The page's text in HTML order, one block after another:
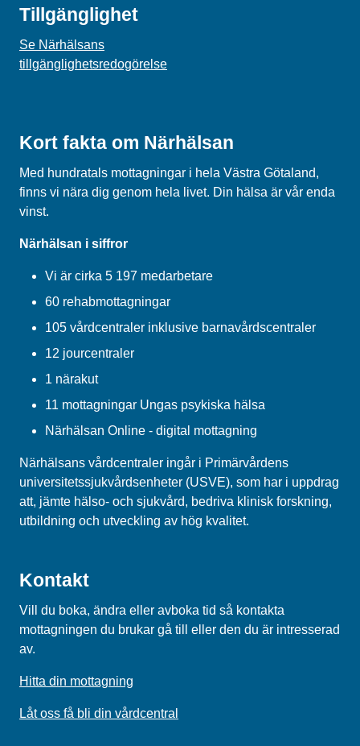
Tillgänglighet
Se Närhälsans
tillgänglighetsredogörelse
Kort fakta om Närhälsan
Med hundratals mottagningar i hela Västra Götaland,
finns vi nära dig genom hela livet. Din hälsa är vår enda
vinst.
Närhälsan i siffror
Vi är cirka 5 197 medarbetare
60 rehabmottagningar
105 vårdcentraler inklusive barnavårdscentraler
12 jourcentraler
1 närakut
11 mottagningar Ungas psykiska hälsa
Närhälsan Online - digital mottagning
Närhälsans vårdcentraler ingår i Primärvårdens
universitetssjukvårdsenheter (USVE), som har i uppdrag
att, jämte hälso- och sjukvård, bedriva klinisk forskning,
utbildning och utveckling av hög kvalitet.
Kontakt
Vill du boka, ändra eller avboka tid så kontakta
mottagningen du brukar gå till eller den du är intresserad
av.
Hitta din mottagning
Låt oss få bli din vårdcentral